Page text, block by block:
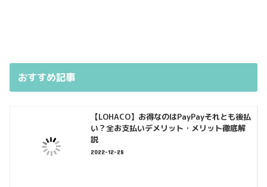
おすすめ記事
【LOHACO】お得なのはPayPayそれとも後払
い？全お支払いデメリット・メリット徹底解
説
2022-12-28